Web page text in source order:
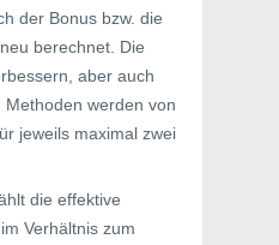
der Bonus bzw. die
berechnet. Die
aber auch
werden von
jeweils maximal zwei
die effektive
Verhältnis zum